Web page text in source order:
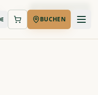
Jetzt buchen
BUCHEN